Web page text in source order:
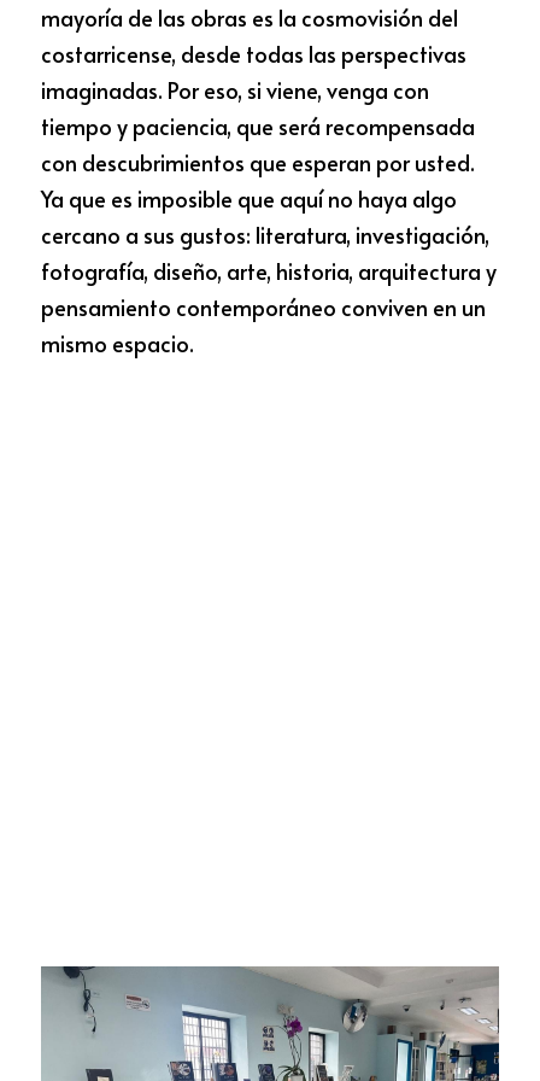
mayoría de las obras es la cosmovisión del
costarricense, desde todas las perspectivas
imaginadas. Por eso, si viene, venga con
tiempo y paciencia, que será recompensada
con descubrimientos que esperan por usted.
Ya que es imposible que aquí no haya algo
cercano a sus gustos: literatura, investigación,
fotografía, diseño, arte, historia, arquitectura y
pensamiento contemporáneo conviven en un
mismo espacio.